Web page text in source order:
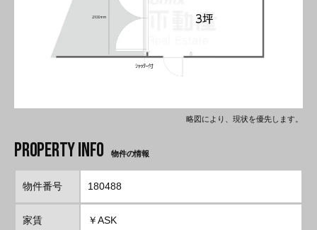
略図により、現状を優先します。
物件の情報
物件番号 180488
家賃 ￥ASK